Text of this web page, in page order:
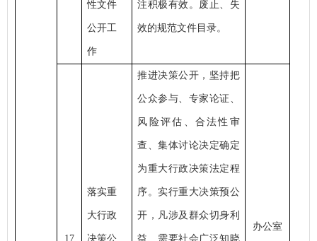
性文件
公开工
作
注积极有效。废止、失
效的规范文件目录。
17
落实重
大行政
决策公
推进决策公开，坚持把
公众参与、专家论证、
风险评估、合法性审
查、集体讨论决定确定
为重大行政决策法定程
序。实行重大决策预公
开，凡涉及群众切身利
益、需要社会广泛知晓
办公室